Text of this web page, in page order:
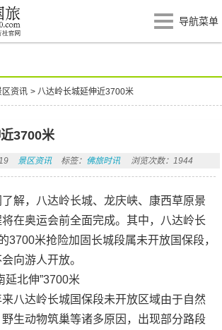
导航菜单
区资讯 >八达岭长城延伸近3700米
3700米
景区资讯 标签： 佛旅时讯 浏览次数：1944
解，八达岭长城、龙庆峡、康西草原景
在奥运会前全面完成。其中，八达岭长
3700米抢险加固长城段属未开放国保段，
向游人开放。
北伸”3700米
达岭长城国保段未开放区域由于自然
生动物筑巢等诸多原因，出现部分路段